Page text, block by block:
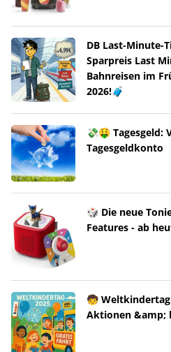
DB Last-Minute-
Sparpreis Last
Bahnreisen im
2026!🧳
💸🤑 Tagesgeld:
Tagesgeldkonto
🎲 Die neue
Features - ab
🧒 Weltkindertag
Aktionen &amp;